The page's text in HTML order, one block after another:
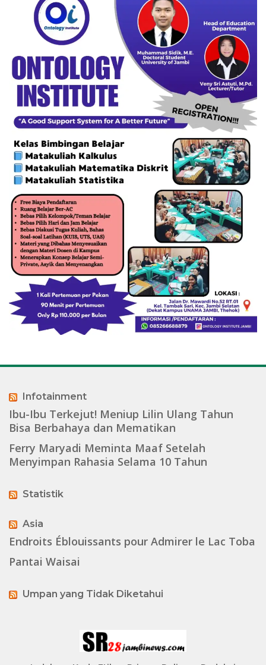
Infotainment
Ibu-Ibu Terkejut! Meniup Lilin Ulang Tahun
Bisa Berbahaya dan Mematikan
Ferry Maryadi Meminta Maaf Setelah
Menyimpan Rahasia Selama 10 Tahun
Statistik
Asia
Endroits Éblouissants pour Admirer le Lac Toba
Pantai Waisai
Umpan yang Tidak Diketahui